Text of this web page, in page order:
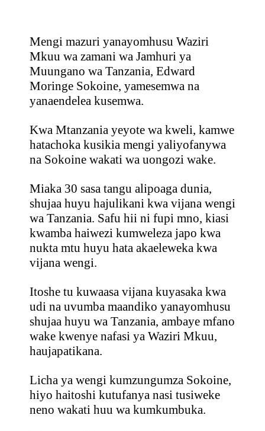
Mengi mazuri yanayomhusu Waziri
Mkuu wa zamani wa Jamhuri ya
Muungano wa Tanzania, Edward
Moringe Sokoine, yamesemwa na
yanaendelea kusemwa.
Kwa Mtanzania yeyote wa kweli, kamwe
hatachoka kusikia mengi yaliyofanywa
na Sokoine wakati wa uongozi wake.
Miaka 30 sasa tangu alipoaga dunia,
shujaa huyu hajulikani kwa vijana wengi
wa Tanzania. Safu hii ni fupi mno, kiasi
kwamba haiwezi kumweleza japo kwa
nukta mtu huyu hata akaeleweka kwa
vijana wengi.
Itoshe tu kuwaasa vijana kuyasaka kwa
udi na uvumba maandiko yanayomhusu
shujaa huyu wa Tanzania, ambaye mfano
wake kwenye nafasi ya Waziri Mkuu,
haujapatikana.
Licha ya wengi kumzungumza Sokoine,
hiyo haitoshi kutufanya nasi tusiweke
neno wakati huu wa kumkumbuka.